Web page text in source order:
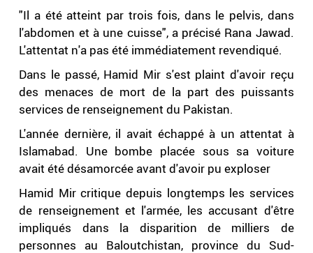
"Il a été atteint par trois fois, dans le pelvis, dans
l'abdomen et à une cuisse", a précisé Rana Jawad.
L'attentat n'a pas été immédiatement revendiqué.
Dans le passé, Hamid Mir s'est plaint d'avoir reçu
des menaces de mort de la part des puissants
services de renseignement du Pakistan.
L'année dernière, il avait échappé à un attentat à
Islamabad. Une bombe placée sous sa voiture
avait été désamorcée avant d'avoir pu exploser
Hamid Mir critique depuis longtemps les services
de renseignement et l'armée, les accusant d'être
impliqués dans la disparition de milliers de
personnes au Baloutchistan, province du Sud-